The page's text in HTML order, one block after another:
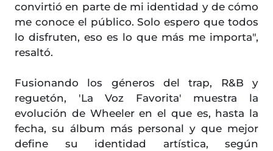
convirtió en parte de mi identidad y de cómo
me conoce el público. Solo espero que todos
lo disfruten, eso es lo que más me importa",
resaltó.
Fusionando los géneros del trap, R&B y
reguetón, 'La Voz Favorita' muestra la
evolución de Wheeler en el que es, hasta la
fecha, su álbum más personal y que mejor
define su identidad artística, según